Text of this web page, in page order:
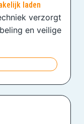
laden
verzorgt
en veilige